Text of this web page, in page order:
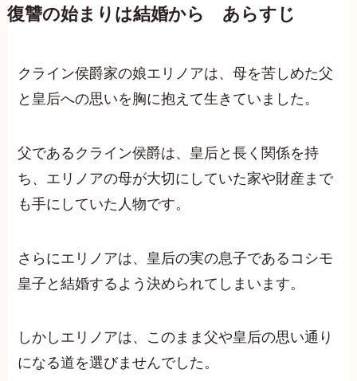
復讐の始まりは結婚から あらすじ
クライン侯爵家の娘エリノアは、母を苦しめた父
と皇后への思いを胸に抱えて生きていました。
父であるクライン侯爵は、皇后と長く関係を持
ち、エリノアの母が大切にしていた家や財産まで
も手にしていた人物です。
さらにエリノアは、皇后の実の息子であるコシモ
皇子と結婚するよう決められてしまいます。
しかしエリノアは、このまま父や皇后の思い通り
になる道を選びませんでした。